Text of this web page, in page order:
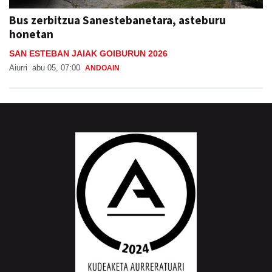
Bus zerbitzua Sanestebanetara, asteburu
honetan
SAN ESTEBAN JAIAK GOIBURUN 2026
Aiurri abu 05, 07:00 ANDOAIN